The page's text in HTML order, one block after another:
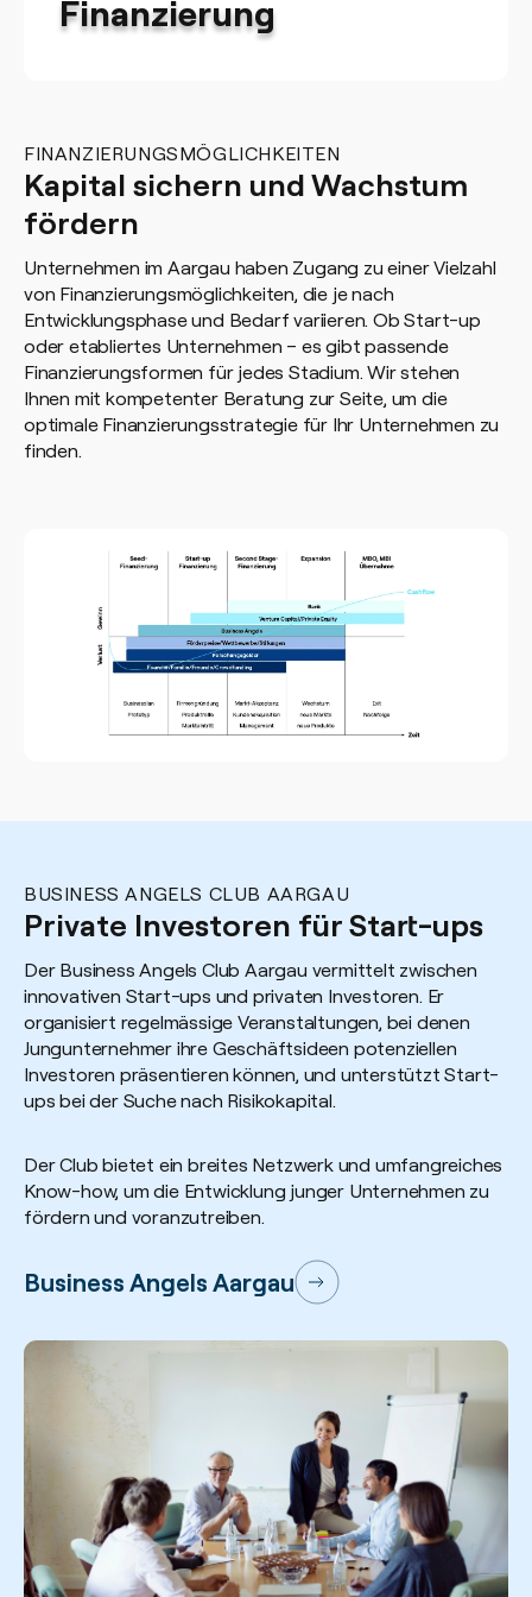
Finanzierung
FINANZIERUNGSMÖGLICHKEITEN
Kapital sichern und Wachstum
fördern
Unternehmen im Aargau haben Zugang zu einer Vielzahl
von Finanzierungsmöglichkeiten, die je nach
Entwicklungsphase und Bedarf variieren. Ob Start-up
oder etabliertes Unternehmen – es gibt passende
Finanzierungsformen für jedes Stadium. Wir stehen
Ihnen mit kompetenter Beratung zur Seite, um die
optimale Finanzierungsstrategie für Ihr Unternehmen zu
finden.
BUSINESS ANGELS CLUB AARGAU
Private Investoren für Start-ups
Der Business Angels Club Aargau vermittelt zwischen
innovativen Start-ups und privaten Investoren. Er
organisiert regelmässige Veranstaltungen, bei denen
Jungunternehmer ihre Geschäftsideen potenziellen
Investoren präsentieren können, und unterstützt Start-
ups bei der Suche nach Risikokapital.
Der Club bietet ein breites Netzwerk und umfangreiches
Know-how, um die Entwicklung junger Unternehmen zu
fördern und voranzutreiben.
Business Angels Aargau